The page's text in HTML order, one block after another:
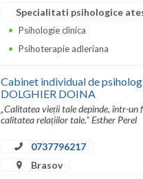
Specialitati psihologice
Psihologie clinica
Psihoterapie adleriana
Cabinet individual de
DOLGHIER DOINA
„Calitatea vieții tale depinde, într-un
calitatea relațiilor tale.” Esther Perel
0737796217
Brasov